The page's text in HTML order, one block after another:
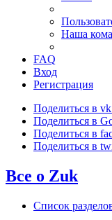
Наша
FAQ
Вход
Регистрация
Поделиться в
Поделиться в
Поделиться в
Поделиться в
Все о Zuk
Список